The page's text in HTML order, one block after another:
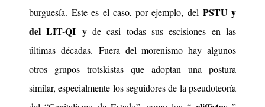
burguesía.Este es el caso, por ejemplo, del PSTU y
del LIT-QI y de casi todas sus escisiones en las
últimas décadas. Fuera del morenismo hay algunos
otros grupos trotskistas que adoptan una postura
similar, especialmente los seguidores de la pseudoteoría